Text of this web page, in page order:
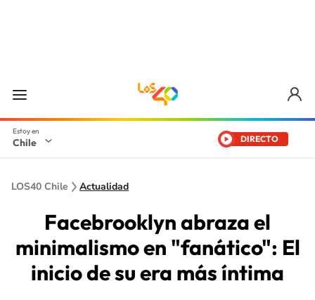
Chile DIRECTO
LOS40 Chile Actualidad
Facebrooklyn abraza el
minimalismo en "fanático": El
inicio de su era más íntima